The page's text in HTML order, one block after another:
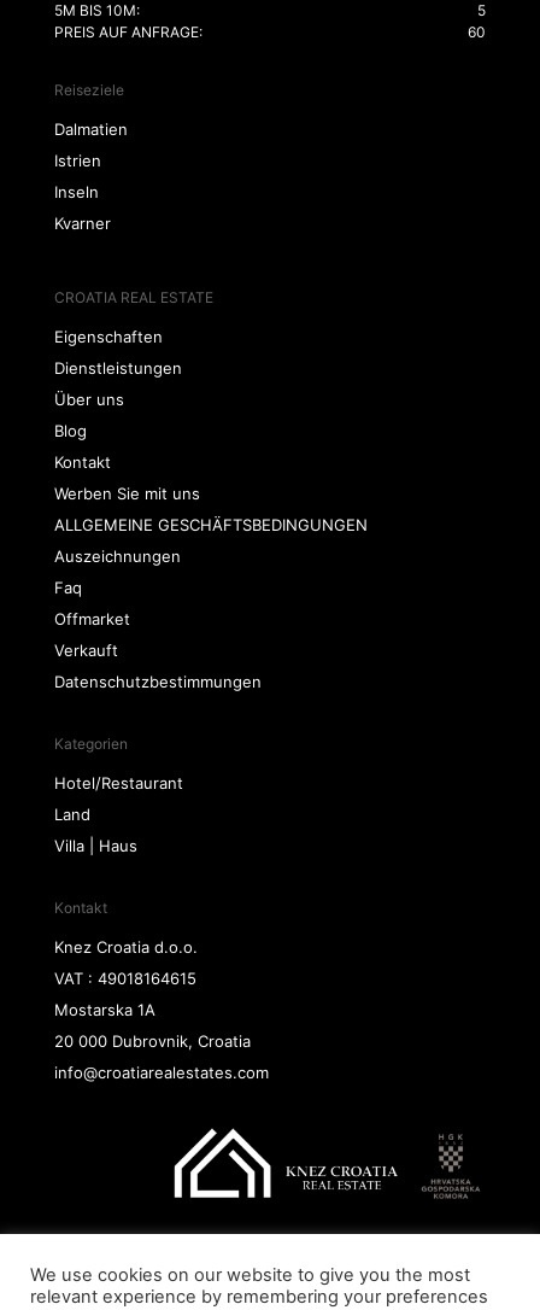
5M BIS 10M:
5
PREIS AUF ANFRAGE:
60
Reiseziele
Dalmatien
Istrien
Inseln
Kvarner
CROATIA REAL ESTATE
Eigenschaften
Dienstleistungen
Über uns
Blog
Kontakt
Werben Sie mit uns
ALLGEMEINE GESCHÄFTSBEDINGUNGEN
Auszeichnungen
Faq
Offmarket
Verkauft
Datenschutzbestimmungen
Kategorien
Hotel/Restaurant
Land
Villa | Haus
Kontakt
Knez Croatia d.o.o.
VAT : 49018164615
Mostarska 1A
20 000 Dubrovnik, Croatia
info@croatiarealestates.com
Copyright@ 2026 Knez Croatia d.o.o.
We use cookies on our website to give you the most
relevant experience by remembering your preferences